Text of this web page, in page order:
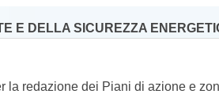
E DELLA SICUREZZA
la redazione dei Piani di azione e